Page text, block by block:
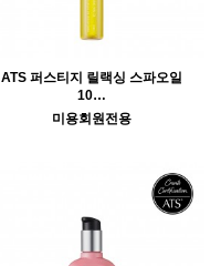
ATS 퍼스티지 릴랙싱 스파오일
10…
미용회원전용